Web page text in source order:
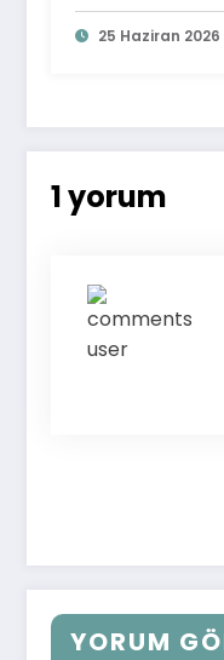
25 Haziran 2026
1 yorum
YORUM